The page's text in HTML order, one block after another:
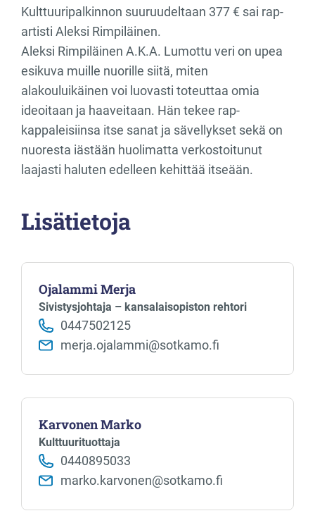
Kulttuuripalkinnon suuruudeltaan 377 € sai rap-
artisti Aleksi Rimpiläinen.
Aleksi Rimpiläinen A.K.A. Lumottu veri on upea
esikuva muille nuorille siitä, miten
alakouluikäinen voi luovasti toteuttaa omia
ideoitaan ja haaveitaan. Hän tekee rap-
kappaleisiinsa itse sanat ja sävellykset sekä on
nuoresta iästään huolimatta verkostoitunut
laajasti haluten edelleen kehittää itseään.
Lisätietoja
Ojalammi Merja
Sivistysjohtaja – kansalaisopiston rehtori
0447502125
merja.ojalammi@sotkamo.fi
Karvonen Marko
Kulttuurituottaja
0440895033
marko.karvonen@sotkamo.fi